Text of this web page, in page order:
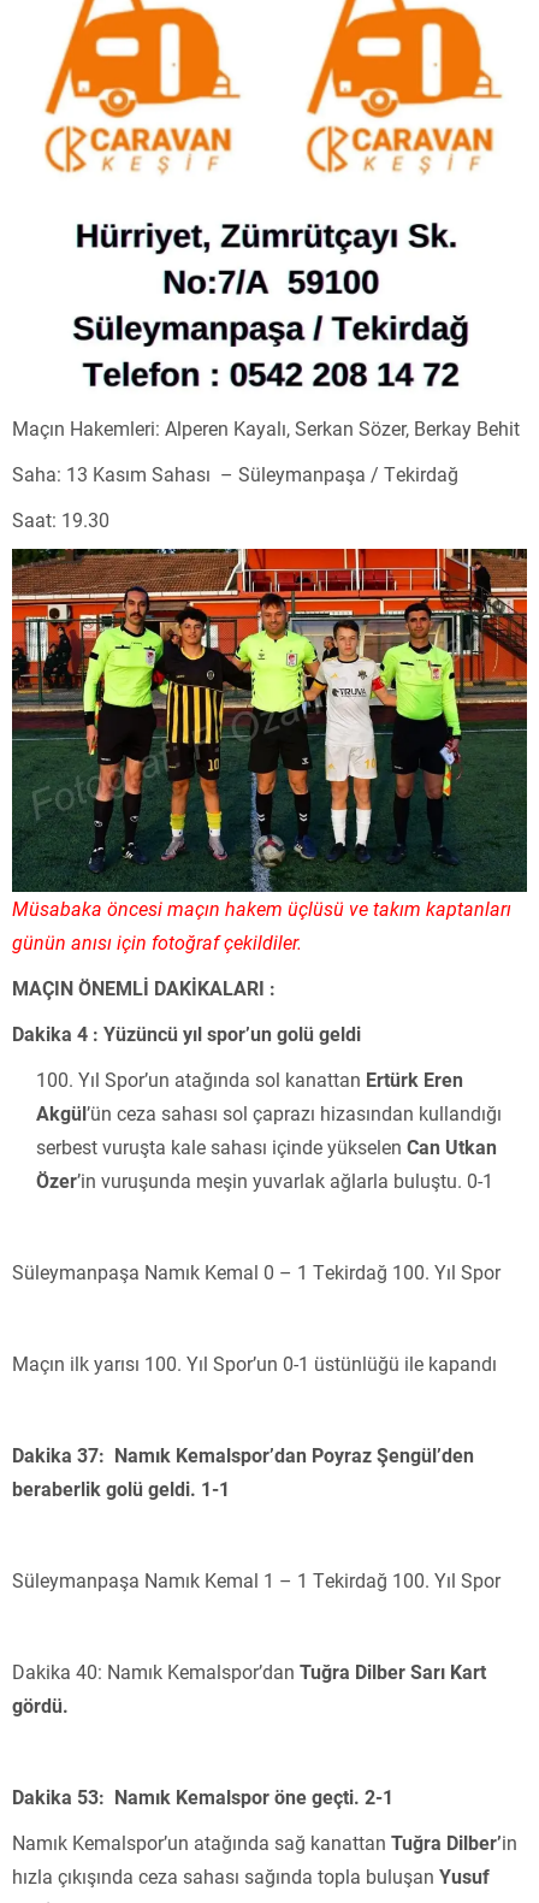
Maçın Hakemleri: Alperen Kayalı, Serkan Sözer, Berkay Behit
Saha: 13 Kasım Sahası – Süleymanpaşa / Tekirdağ
Saat: 19.30
Müsabaka öncesi maçın hakem üçlüsü ve takım kaptanları
günün anısı için fotoğraf çekildiler.
MAÇIN ÖNEMLİ DAKİKALARI :
Dakika 4 : Yüzüncü yıl spor’un golü geldi
Yıl Spor’un atağında sol kanattan Ertürk Eren
Akgül’ün ceza sahası sol çaprazı hizasından kullandığı
serbest vuruşta kale sahası içinde yükselen Can Utkan
Özer’in vuruşunda meşin yuvarlak ağlarla buluştu. 0-1
Süleymanpaşa Namık Kemal 0 – 1 Tekirdağ 100. Yıl Spor
Maçın ilk yarısı 100. Yıl Spor’un 0-1 üstünlüğü ile kapandı
Dakika 37: Namık Kemalspor’dan Poyraz Şengül’den
beraberlik golü geldi. 1-1
Süleymanpaşa Namık Kemal 1 – 1 Tekirdağ 100. Yıl Spor
Dakika 40: Namık Kemalspor’dan Tuğra Dilber Sarı Kart
gördü.
Dakika 53: Namık Kemalspor öne geçti. 2-1
Namık Kemalspor’un atağında sağ kanattan Tuğra Dilber’in
hızla çıkışında ceza sahası sağında topla buluşan Yusuf